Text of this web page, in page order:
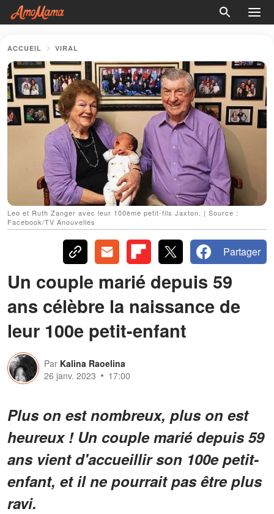
ACCUEIL VIRAL
Leo et Ruth Zanger avec leur 100ème petit-fils Jaxton. | Source :
Facebook/TV Anouvelles
Partager
Un couple marié depuis 59
ans célèbre la naissance de
leur 100e petit-enfant
Par Kalina Raoelina
26 janv. 2023
17:00
Plus on est nombreux, plus on est
heureux ! Un couple marié depuis 59
ans vient d'accueillir son 100e petit-
enfant, et il ne pourrait pas être plus
ravi.